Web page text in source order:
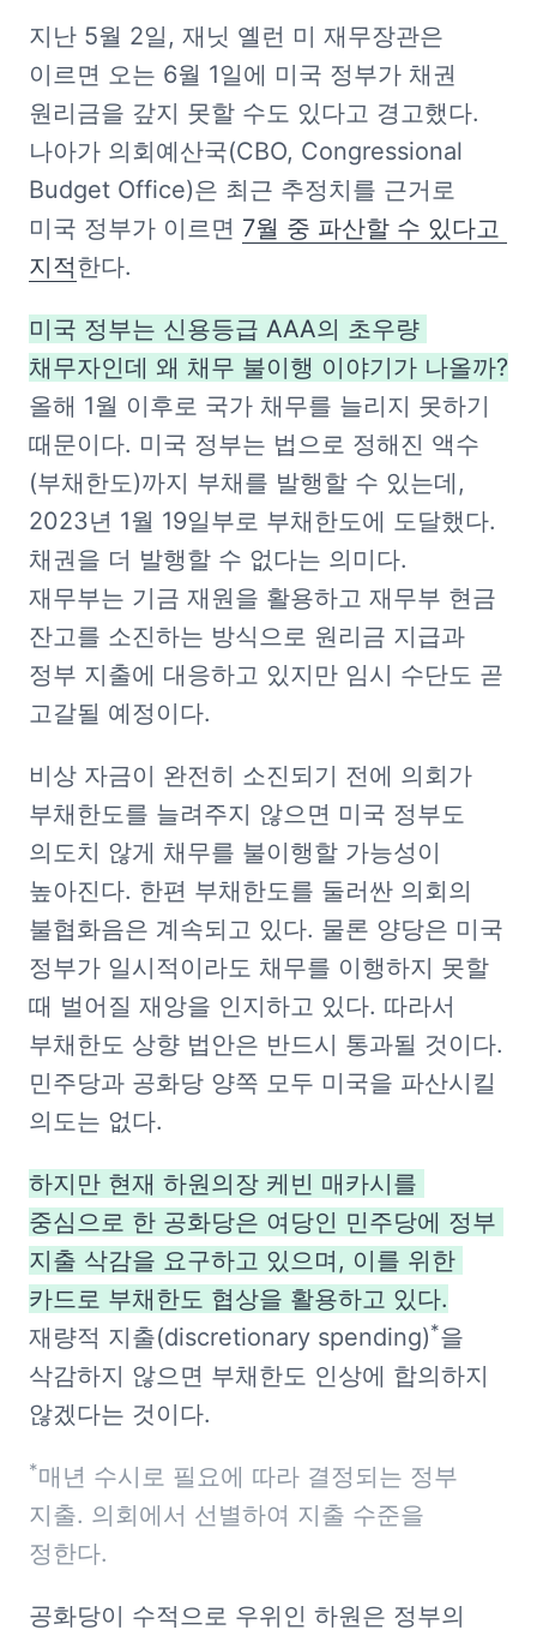
지난 5월 2일, 재닛 옐런 미 재무장관은
이르면 오는 6월 1일에 미국 정부가 채권
원리금을 갚지 못할 수도 있다고 경고했다.
나아가 의회예산국(CBO, Congressional
Budget Office)은 최근 추정치를 근거로
미국 정부가 이르면 7월 중 파산할 수 있다고
지적한다.
미국 정부는 신용등급 AAA의 초우량
채무자인데 왜 채무 불이행 이야기가 나올까?
올해 1월 이후로 국가 채무를 늘리지 못하기
때문이다. 미국 정부는 법으로 정해진 액수
(부채한도)까지 부채를 발행할 수 있는데,
2023년 1월 19일부로 부채한도에 도달했다.
채권을 더 발행할 수 없다는 의미다.
재무부는 기금 재원을 활용하고 재무부 현금
잔고를 소진하는 방식으로 원리금 지급과
정부 지출에 대응하고 있지만 임시 수단도 곧
고갈될 예정이다.
비상 자금이 완전히 소진되기 전에 의회가
부채한도를 늘려주지 않으면 미국 정부도
의도치 않게 채무를 불이행할 가능성이
높아진다. 한편 부채한도를 둘러싼 의회의
불협화음은 계속되고 있다. 물론 양당은 미국
정부가 일시적이라도 채무를 이행하지 못할
때 벌어질 재앙을 인지하고 있다. 따라서
부채한도 상향 법안은 반드시 통과될 것이다.
민주당과 공화당 양쪽 모두 미국을 파산시킬
의도는 없다.
하지만 현재 하원의장 케빈 매카시를
중심으로 한 공화당은 여당인 민주당에 정부
지출 삭감을 요구하고 있으며, 이를 위한
카드로 부채한도 협상을 활용하고 있다.
재량적 지출(discretionary spending)*을
삭감하지 않으면 부채한도 인상에 합의하지
않겠다는 것이다.
*매년 수시로 필요에 따라 결정되는 정부
지출. 의회에서 선별하여 지출 수준을
정한다.
공화당이 수적으로 우위인 하원은 정부의